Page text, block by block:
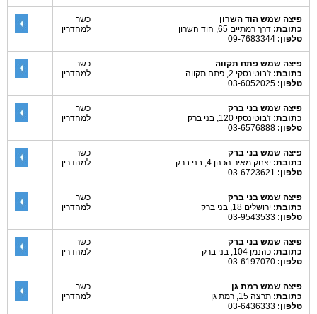
פיצה שמש הוד השרון
כתובת: דרך רמתיים 65, הוד השרון
טלפון:
כשר
למהדרין
פיצה שמש פתח תקווה
כתובת: ז'בוטינסקי 2, פתח תקווה
טלפון:
כשר
למהדרין
פיצה שמש בני ברק
כתובת: ז'בוטינסקי 120, בני ברק
טלפון:
כשר
למהדרין
פיצה שמש בני ברק
כתובת: יצחק מאיר הכהן 4, בני ברק
טלפון:
כשר
למהדרין
פיצה שמש בני ברק
כתובת: ירושלים 18, בני ברק
טלפון:
כשר
למהדרין
פיצה שמש בני ברק
כתובת: כהנמן 104, בני ברק
טלפון:
כשר
למהדרין
פיצה שמש רמת גן
כתובת: תרצה 15, רמת גן
טלפון:
כשר
למהדרין